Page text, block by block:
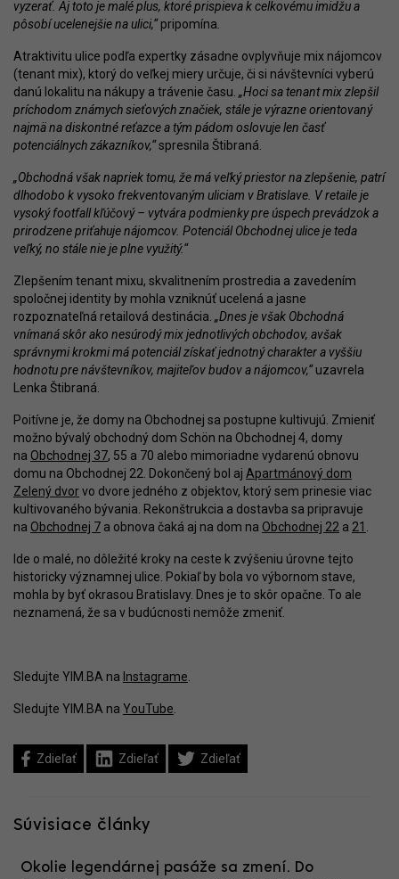
vyzerať. Aj toto je malé plus, ktoré prispieva k celkovému imidžu a
pôsobí ucelenejšie na ulici,“pripomína
Atraktivitu ulice podľa expertky zásadne ovplyvňuje mix nájomcov
(tenant mix), ktorý do veľkej miery určuje, či si návštevníci vyberú
danú lokalitu na nákupy a trávenie času. „Hoci sa tenant mix zlepšil
príchodom známych sieťových značiek, stále je výrazne orientovaný
najmä na diskontné reťazce a tým pádom oslovuje len časť
potenciálnych zákazníkov,“spresnila Štibraná.
„Obchodná však napriek tomu, že má veľký priestor na zlepšenie, patrí
dlhodobo k vysoko frekventovaným uliciam v Bratislave. V retaile je
vysoký footfall kľúčový – vytvára podmienky pre úspech prevádzok a
prirodzene priťahuje nájomcov. Potenciál Obchodnej ulice je teda
veľký, no stále nie je plne využitý.“
Zlepšením tenant mixu, skvalitnením prostredia a zavedením
spoločnej identity by mohla vzniknúť ucelená a jasne
rozpoznateľná retailová destinácia. „Dnes je však Obchodná
vnímaná skôr ako nesúrodý mix jednotlivých obchodov, avšak
správnymi krokmi má potenciál získať jednotný charakter a vyššiu
hodnotu pre návštevníkov, majiteľov budov a nájomcov,“uzavrela
Lenka Štibraná.
Poitívne je, že domy na Obchodnej sa postupne kultivujú. Zmieniť
možno bývalý obchodný dom Schön na Obchodnej 4, domy
na Obchodnej 37, 55 a 70 alebo mimoriadne vydarenú obnovu
domu na Obchodnej 22. Dokončený bol aj Apartmánový dom
Zelený dvorvo dvore jedného z objektov, ktorý sem prinesie viac
kultivovaného bývania. Rekonštrukcia a dostavba sa pripravuje
na Obchodnej 7 a obnova čaká aj na dom na Obchodnej 22 a 21
Ide o malé, no dôležité kroky na ceste k zvýšeniu úrovne tejto
historicky významnej ulice. Pokiaľ by bola vo výbornom stave,
mohla by byť okrasou Bratislavy. Dnes je to skôr opačne. To ale
neznamená, že sa v budúcnosti nemôže zmeniť.
Sledujte YIM.BA na Instagrame
Sledujte YIM.BA na YouTube
Zdieľať Zdieľať Zdieľať
Súvisiace články
Okolie legendárnej pasáže sa zmení. Do